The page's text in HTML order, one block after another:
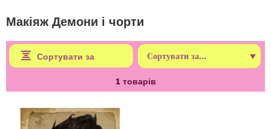
Макіяж Демони і чорти
Сортувати за
1 товарів